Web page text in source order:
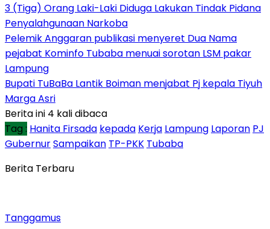
3 (Tiga) Orang Laki-Laki Diduga Lakukan Tindak Pidana
Penyalahgunaan Narkoba
Pelemik Anggaran publikasi menyeret Dua Nama
pejabat Kominfo Tubaba menuai sorotan LSM pakar
Lampung
Bupati TuBaBa Lantik Boiman menjabat Pj kepala Tiyuh
Marga Asri
Berita ini 4 kali dibaca
Tag : Hanita Firsada kepada Kerja Lampung Laporan PJ
GubernurSampaikan TP-PKK Tubaba
Berita Terbaru
Tanggamus